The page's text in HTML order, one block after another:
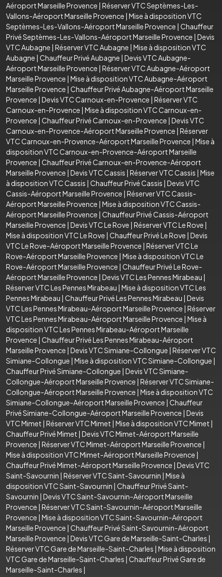
Aéroport Marseille Provence | Réserver VTC Septèmes-Les-
Vallons-Aéroport Marseille Provence | Mise à disposition VTC
Septèmes-Les-Vallons-Aéroport Marseille Provence | Chauffeur
Privé Septèmes-Les-Vallons-Aéroport Marseille Provence | Devis
VTC Aubagne | Réserver VTC Aubagne | Mise à disposition VTC
Aubagne | Chauffeur Privé Aubagne | Devis VTC Aubagne-
Aéroport Marseille Provence | Réserver VTC Aubagne-Aéroport
Marseille Provence | Mise à disposition VTC Aubagne-Aéroport
Marseille Provence | Chauffeur Privé Aubagne-Aéroport Marseille
Provence | Devis VTC Carnoux-en-Provence | Réserver VTC
Carnoux-en-Provence | Mise à disposition VTC Carnoux-en-
Provence | Chauffeur Privé Carnoux-en-Provence | Devis VTC
Carnoux-en-Provence-Aéroport Marseille Provence | Réserver
VTC Carnoux-en-Provence-Aéroport Marseille Provence | Mise à
disposition VTC Carnoux-en-Provence-Aéroport Marseille
Provence | Chauffeur Privé Carnoux-en-Provence-Aéroport
Marseille Provence | Devis VTC Cassis | Réserver VTC Cassis | Mise
à disposition VTC Cassis | Chauffeur Privé Cassis | Devis VTC
Cassis-Aéroport Marseille Provence | Réserver VTC Cassis-
Aéroport Marseille Provence | Mise à disposition VTC Cassis-
Aéroport Marseille Provence | Chauffeur Privé Cassis-Aéroport
Marseille Provence | Devis VTC Le Rove | Réserver VTC Le Rove |
Mise à disposition VTC Le Rove | Chauffeur Privé Le Rove | Devis
VTC Le Rove-Aéroport Marseille Provence | Réserver VTC Le
Rove-Aéroport Marseille Provence | Mise à disposition VTC Le
Rove-Aéroport Marseille Provence | Chauffeur Privé Le Rove-
Aéroport Marseille Provence | Devis VTC Les Pennes Mirabeau |
Réserver VTC Les Pennes Mirabeau | Mise à disposition VTC Les
Pennes Mirabeau | Chauffeur Privé Les Pennes Mirabeau | Devis
VTC Les Pennes Mirabeau-Aéroport Marseille Provence | Réserver
VTC Les Pennes Mirabeau-Aéroport Marseille Provence | Mise à
disposition VTC Les Pennes Mirabeau-Aéroport Marseille
Provence | Chauffeur Privé Les Pennes Mirabeau-Aéroport
Marseille Provence | Devis VTC Simiane-Collongue | Réserver VTC
Simiane-Collongue | Mise à disposition VTC Simiane-Collongue |
Chauffeur Privé Simiane-Collongue | Devis VTC Simiane-
Collongue-Aéroport Marseille Provence | Réserver VTC Simiane-
Collongue-Aéroport Marseille Provence | Mise à disposition VTC
Simiane-Collongue-Aéroport Marseille Provence | Chauffeur
Privé Simiane-Collongue-Aéroport Marseille Provence | Devis
VTC Mimet | Réserver VTC Mimet | Mise à disposition VTC Mimet |
Chauffeur Privé Mimet | Devis VTC Mimet-Aéroport Marseille
Provence | Réserver VTC Mimet-Aéroport Marseille Provence |
Mise à disposition VTC Mimet-Aéroport Marseille Provence |
Chauffeur Privé Mimet-Aéroport Marseille Provence | Devis VTC
Saint-Savournin | Réserver VTC Saint-Savournin | Mise à
disposition VTC Saint-Savournin | Chauffeur Privé Saint-
Savournin | Devis VTC Saint-Savournin-Aéroport Marseille
Provence | Réserver VTC Saint-Savournin-Aéroport Marseille
Provence | Mise à disposition VTC Saint-Savournin-Aéroport
Marseille Provence | Chauffeur Privé Saint-Savournin-Aéroport
Marseille Provence | Devis VTC Gare de Marseille-Saint-Charles |
Réserver VTC Gare de Marseille-Saint-Charles | Mise à disposition
VTC Gare de Marseille-Saint-Charles | Chauffeur Privé Gare de
Marseille-Saint-Charles |